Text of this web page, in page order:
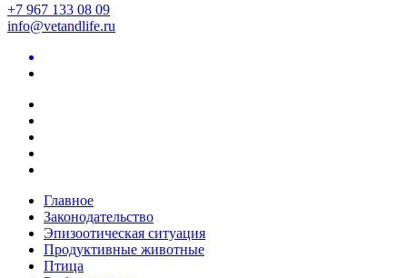
+7 967 133 08 09
info@vetandlife.ru
Главное
Законодательство
Эпизоотическая ситуация
Продуктивные животные
Птица